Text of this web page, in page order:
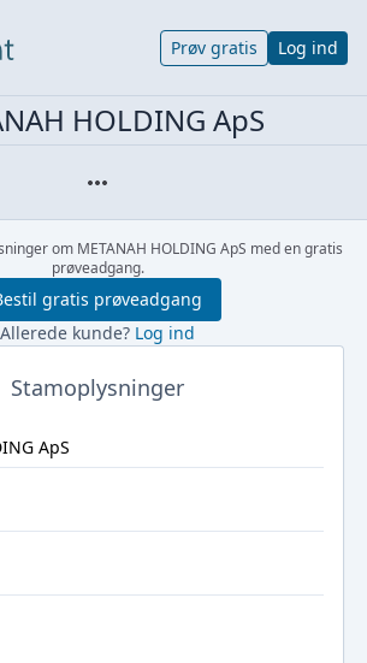
Prøv gratis Log ind
HOLDING ApS
om METANAH HOLDING ApS med en gratis
prøveadgang.
gratis prøveadgang
Allerede kunde? Log ind
Stamoplysninger
ApS